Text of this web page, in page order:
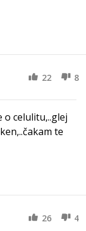
22 8
o celulitu,..glej
te
26 4